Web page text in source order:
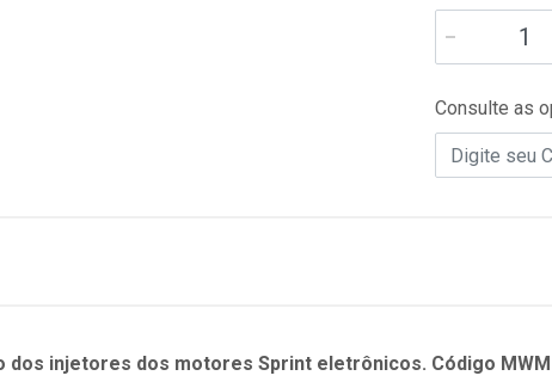
Consulte as
injetores dos motores Sprint eletrônicos. Código MWM